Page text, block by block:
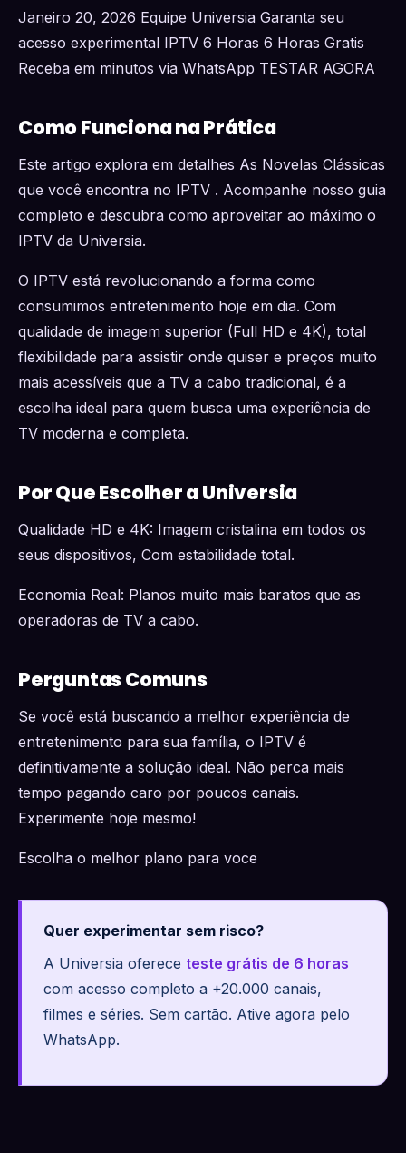
Janeiro 20, 2026 Equipe Universia Garanta seu
acesso experimental IPTV 6 Horas 6 Horas Gratis
Receba em minutos via WhatsApp TESTAR AGORA
Como Funciona na Prática
Este artigo explora em detalhes As Novelas Clássicas
que você encontra no IPTV . Acompanhe nosso guia
completo e descubra como aproveitar ao máximo o
IPTV da Universia.
O IPTV está revolucionando a forma como
consumimos entretenimento hoje em dia. Com
qualidade de imagem superior (Full HD e 4K), total
flexibilidade para assistir onde quiser e preços muito
mais acessíveis que a TV a cabo tradicional, é a
escolha ideal para quem busca uma experiência de
TV moderna e completa.
Por Que Escolher a Universia
Qualidade HD e 4K: Imagem cristalina em todos os
seus dispositivos, Com estabilidade total.
Economia Real: Planos muito mais baratos que as
operadoras de TV a cabo.
Perguntas Comuns
Se você está buscando a melhor experiência de
entretenimento para sua família, o IPTV é
definitivamente a solução ideal. Não perca mais
tempo pagando caro por poucos canais.
Experimente hoje mesmo!
Escolha o melhor plano para voce
Quer experimentar sem risco?
A Universia oferece teste grátis de 6 horas
com acesso completo a +20.000 canais,
filmes e séries. Sem cartão. Ative agora pelo
WhatsApp.